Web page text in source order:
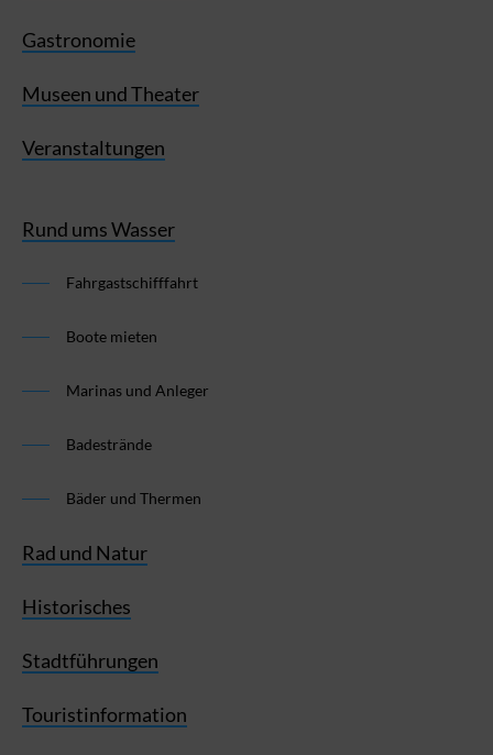
Gastronomie
Museen und Theater
Veranstaltungen
Rund ums Wasser
Fahrgastschifffahrt
Boote mieten
Marinas und Anleger
Badestrände
Bäder und Thermen
Rad und Natur
Historisches
Stadtführungen
Touristinformation